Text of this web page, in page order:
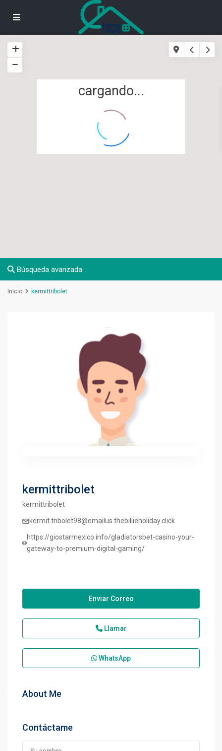
cargando...
Búsqueda avanzada
Inicio kermittribolet
kermittribolet
kermittribolet
kermit.tribolet98@emailus.thebillieholiday.click
https://giostarmexico.info/gladiatorsbet-casino-your-
gateway-to-premium-digital-gaming/
Enviar Correo
Llamar
WhatsApp
About Me
Contáctame